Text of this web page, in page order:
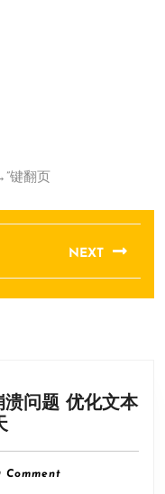
键翻页
NEXT
溃问题 优化文本
《碧
海
黑
Comment